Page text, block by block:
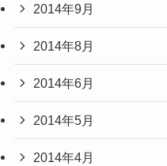
2014年9月
2014年8月
2014年6月
2014年5月
2014年4月